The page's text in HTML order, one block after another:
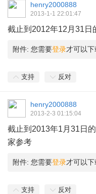
henry2000888
2013-1-1 22:01:47
截止到2012年12月31日
附件: 您需要登录才可以
支持 反对
henry2000888
2013-2-3 01:15:04
截止到2013年1月31日
家参考
附件: 您需要登录才可以
支持 反对